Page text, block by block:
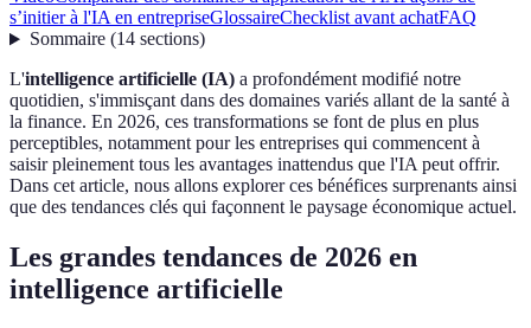
s’initier à l'IA en entrepriseGlossaireChecklist avant achatFAQ
Sommaire(14 sections)
L'intelligence artificielle (IA) a profondément modifié notre
quotidien, s'immisçant dans des domaines variés allant de la santé à
la finance. En 2026, ces transformations se font de plus en plus
perceptibles, notamment pour les entreprises qui commencent à
saisir pleinement tous les avantages inattendus que l'IA peut offrir.
Dans cet article, nous allons explorer ces bénéfices surprenants ainsi
que des tendances clés qui façonnent le paysage économique actuel.
Les grandes tendances de 2026 en
intelligence artificielle